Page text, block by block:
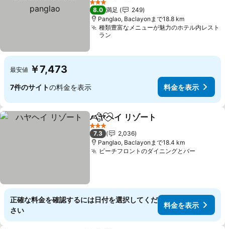
3 ホテルのランク
8.0 満足
249
Panglao, Baclayonまで18.8 km
種類豊富なメニューが魅力のホテル内レスト
ラン
最安値 ￥7,473
7件のサイトの料金を表示 料金を表示
シェアお気に入りに追加
ハヤヘイ リゾート
3 ホテルのランク
7.3
2,036
Panglao, Baclayonまで18.4 km
ビーチフロントのダイニングとバー
正確な料金を確認するには日付を選択してくだ
さい
料金を表示